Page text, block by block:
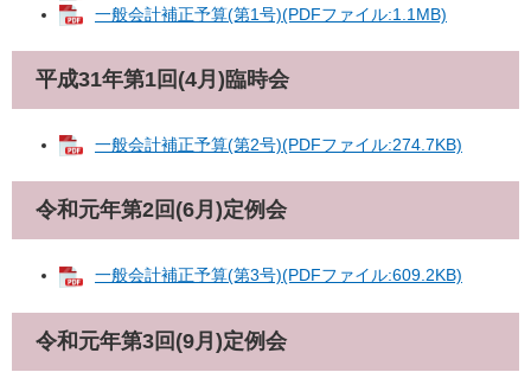
一般会計補正予算(第1号)(PDFファイル:1.1MB)
平成31年第1回(4月)臨時会
一般会計補正予算(第2号)(PDFファイル:274.7KB)
令和元年第2回(6月)定例会
一般会計補正予算(第3号)(PDFファイル:609.2KB)
令和元年第3回(9月)定例会